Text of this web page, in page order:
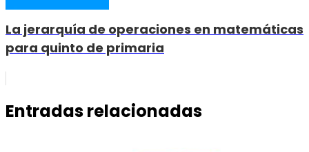
La jerarquía de operaciones en matemáticas
para quinto de primaria
Entradas relacionadas